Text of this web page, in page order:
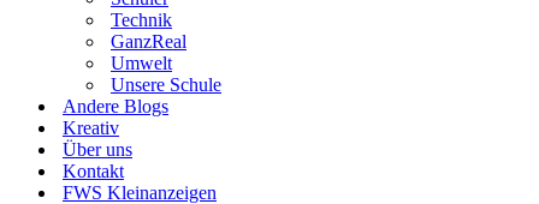
Technik
GanzReal
Umwelt
Unsere Schule
Andere Blogs
Kreativ
Über uns
Kontakt
FWS Kleinanzeigen